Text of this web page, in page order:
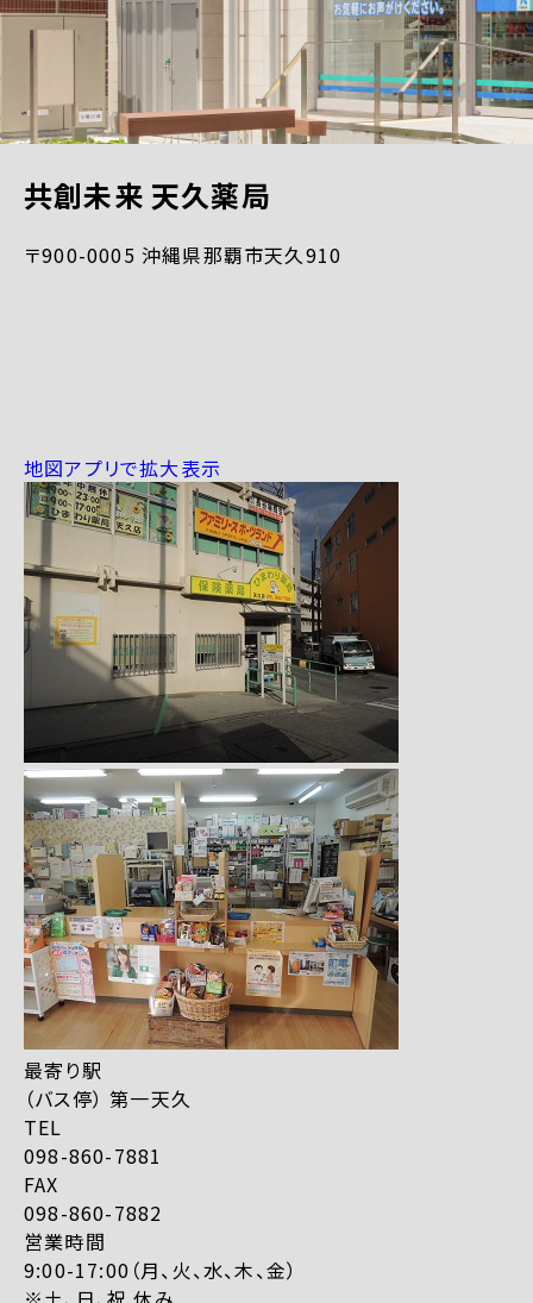
共創未来 天久薬局
〒900-0005 沖縄県那覇市天久910
地図アプリで拡大表示
最寄り駅
（バス停） 第一天久
TEL
098-860-7881
FAX
098-860-7882
営業時間
9:00-17:00（月、火、水、木、金）